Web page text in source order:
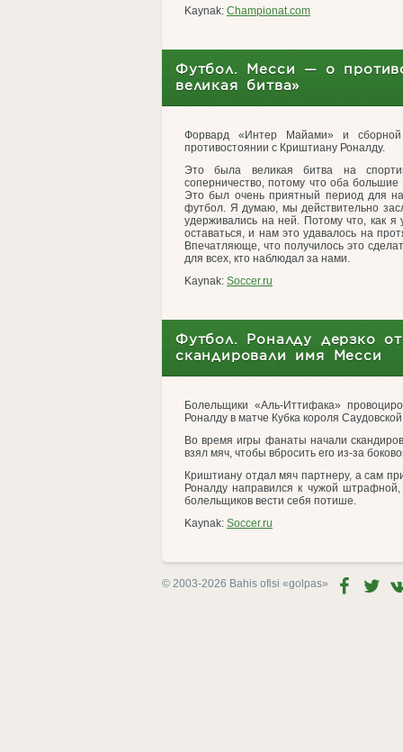
Kaynak: Championat.com
Футбол. Месси — о
великая битва»
Форвард «Интер Майами» и
противостоянии с Криштиану Роналду.
Это была великая битва на
соперничество, потому что оба
Это был очень приятный период для
футбол. Я думаю, мы действительно
удерживались на ней. Потому что, как я
оставаться, и нам это удавалось на
Впечатляюще, что получилось это
для всех, кто наблюдал за нами.
Kaynak: Soccer.ru
Футбол. Роналду дерзко
скандировали имя Месси
Болельщики «Аль-Иттифака»
Роналду в матче Кубка короля
Во время игры фанаты начали
взял мяч, чтобы вбросить его из-за
Криштиану отдал мяч партнеру, а сам
Роналду направился к чужой штрафной,
болельщиков вести себя потише.
Kaynak: Soccer.ru
© 2003-2026 Bahis ofisi «golpas»